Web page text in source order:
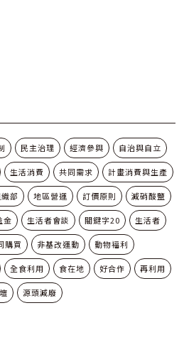
民主治理 經濟參與 自治與自立
生活消費 共同需求 計畫消費與生產
部 地區營運 訂價原則 減硝酸鹽
金 生活者會談 關鍵字20 生活者
購買 非基改運動 動物福利
全食利用 食在地 好合作 再利用
源頭減廢